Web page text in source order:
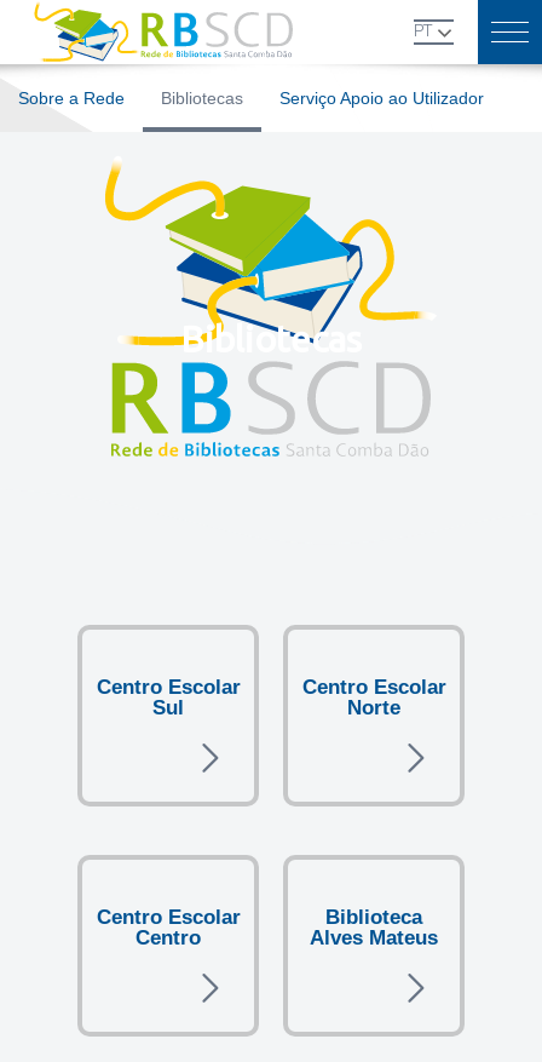
content
PT
Sobre a Rede Bibliotecas Serviço Apoio ao Utilizador
Bibliotecas
Centro Escolar
Sul
Centro Escolar
Norte
Centro Escolar
Centro
Biblioteca
Alves Mateus